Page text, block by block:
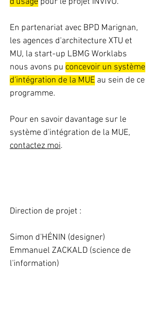
En partenariat avec BPD Marignan,
les agences d'architecture XTU et
MU, la start-up LBMG Worklabs
nous avons pu concevoir un système
d'intégration de la MUE au sein de ce
programme.
Pour en savoir davantage sur le
système d'intégration de la MUE,
contactez moi.
Direction de projet :
Simon d'HÉNIN (designer)
Emmanuel ZACKALD (science de
l'information)